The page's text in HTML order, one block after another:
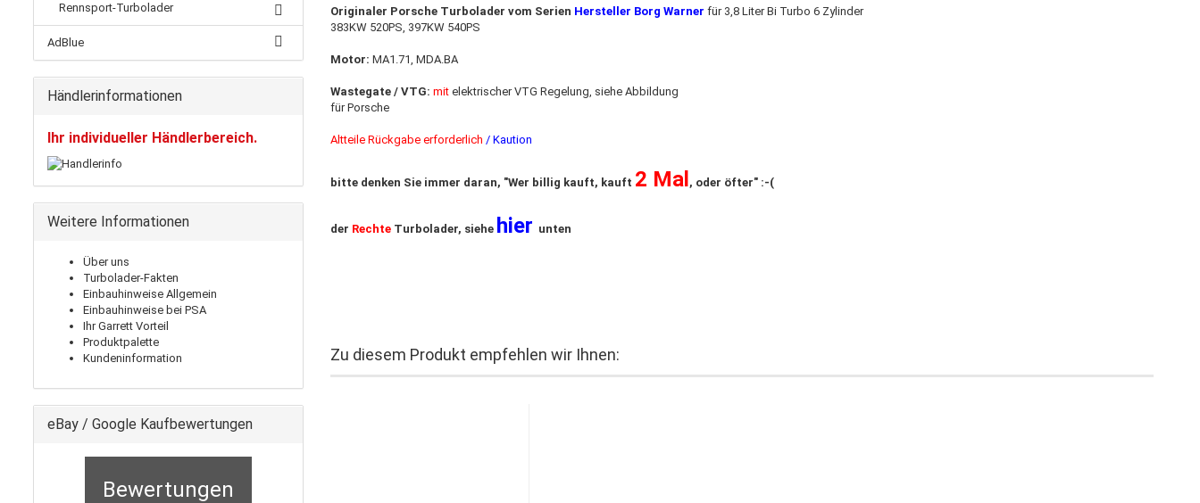
Originaler Porsche Turbolader vom Serien Hersteller Borg Warner für 3,8 Liter Bi Turbo 6 Zylinder
383KW 520PS, 397KW 540PS
Motor: MA1.71, MDA.BA
Wastegate / VTG: mitelektrischer VTG Regelung, siehe Abbildung
für Porsche
Altteile Rückgabe erforderlich / Kaution
bitte denken Sie immer daran, "Wer billig kauft, kauft 2 Mal , oder öfter" :-(​
der Rechte Turbolader, siehe hier unten
Zu diesem Produkt empfehlen wir Ihnen:
Rennsport-Turbolader
AdBlue
Händlerinformationen
Ihr individueller Händlerbereich.
Weitere Informationen
Über uns
Turbolader-Fakten
Einbauhinweise Allgemein
Einbauhinweise bei PSA
Ihr Garrett Vorteil
Produktpalette
Kundeninformation
eBay / Google Kaufbewertungen
Bewertungen